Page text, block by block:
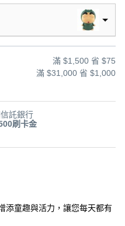
滿 $1,500 省 $75
滿 $31,000 省 $1,000
託銀行
刷卡金
添童趣與活力，讓您每天都有